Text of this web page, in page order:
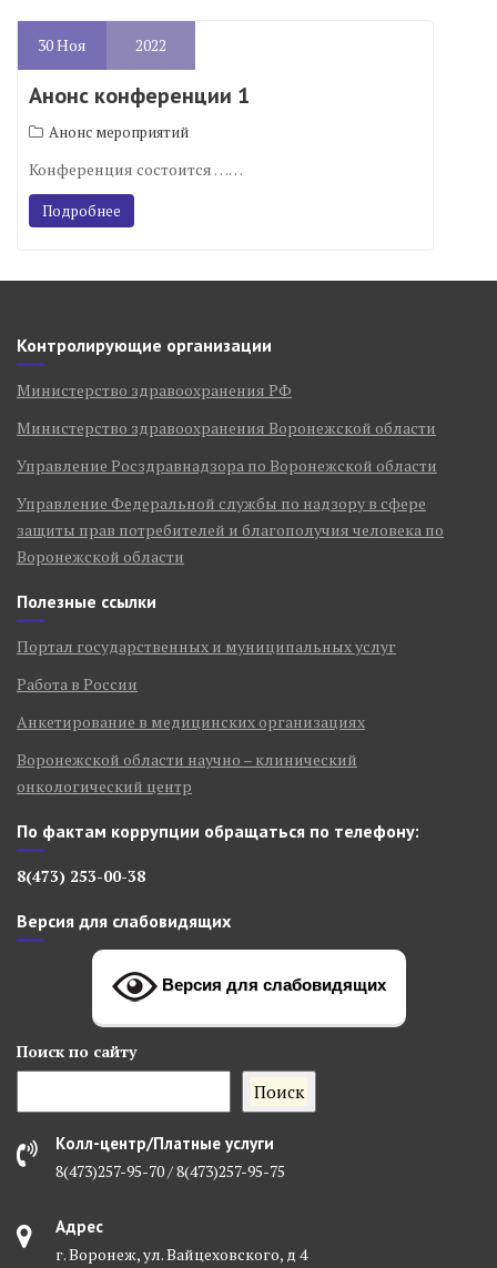
30Ноя 2022
Анонс конференции 1
Анонс мероприятий
Конференция состоится ……
Подробнее
Контролирующие организации
Министерство здравоохранения РФ
Министерство здравоохранения Воронежской области
Управление Росздравнадзора по Воронежской области
Управление Федеральной службы по надзору в сфере
защиты прав потребителей и благополучия человека по
Воронежской области
Полезные ссылки
Портал государственных и муниципальных услуг
Работа в России
Анкетирование в медицинских организациях
Воронежской области научно – клинический
онкологический центр
По фактам коррупции обращаться по телефону:
8(473) 253-00-38
Версия для слабовидящих
Версия для слабовидящих
Поиск по сайту
Поиск
Колл-центр/Платные услуги
8(473)257-95-70 / 8(473)257-95-75
Адрес
г. Воронеж, ул. Вайцеховского, д 4